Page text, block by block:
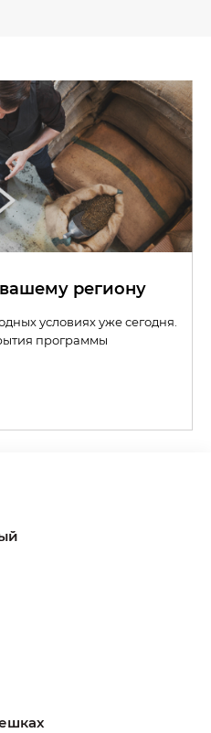
региону
условиях уже сегодня.
программы